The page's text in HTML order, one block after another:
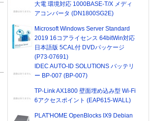
大電 環境対応 1000BASE-T/X メディ
アコンバータ (DN1800SG2E)
Microsoft Windows Server Standard
2019 16コアライセンス 64bitWin対応
日本語版 5CAL付 DVDパッケージ
(P73-07691)
IDEC AUTO-ID SOLUTIONS バッテリ
ー BP-007 (BP-007)
TP-Link AX1800 壁面埋め込み型 Wi-Fi
6アクセスポイント (EAP615-WALL)
PLAT'HOME OpenBlocks IX9 Debian